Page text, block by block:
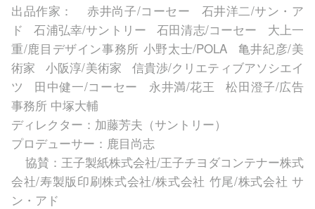
出品作家： 赤井尚子/コーセー 石井洋二/サン・ア
ド 石浦弘幸/サントリー 石田清志/コーセー 大上一
重/鹿目デザイン事務所 小野太士/POLA 亀井紀彦/美
術家 小阪淳/美術家 信貴渉/クリエティブアソシエイ
ツ 田中健一/コーセー 永井満/花王 松田澄子/広告
事務所 中塚大輔
ディレクター：加藤芳夫（サントリー）
プロデューサー：鹿目尚志
協賛：王子製紙株式会社/王子チヨダコンテナー株式
会社/寿製版印刷株式会社/株式会社 竹尾/株式会社 サ
ン・アド